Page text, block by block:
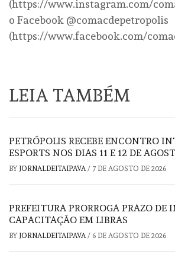
(https://www.instagram.com/
o Facebook @comacdepetropolis
(https://www.facebook.com/
LEIA TAMBÉM
PETRÓPOLIS RECEBE ENCONTRO
ESPORTS NOS DIAS 11 E 12 DE
BY JORNALDEITAIPAVA/ 7 DE AGOSTO DE 2026
PREFEITURA PRORROGA PRAZO DE
CAPACITAÇÃO EM LIBRAS
BY JORNALDEITAIPAVA/ 6 DE AGOSTO DE 2026